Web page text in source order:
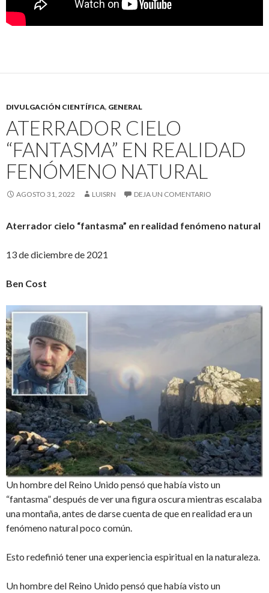
DIVULGACIÓN CIENTÍFICA, GENERAL
ATERRADOR CIELO
“FANTASMA” EN REALIDAD
FENÓMENO NATURAL
AGOSTO 31, 2022 LUISRN DEJA UN COMENTARIO
Aterrador cielo “fantasma” en realidad fenómeno natural
13 de diciembre de 2021
Ben Cost
Un hombre del Reino Unido pensó que había visto un
“fantasma” después de ver una figura oscura mientras escalaba
una montaña, antes de darse cuenta de que en realidad era un
fenómeno natural poco común.
Esto redefinió tener una experiencia espiritual en la naturaleza.
Un hombre del Reino Unido pensó que había visto un